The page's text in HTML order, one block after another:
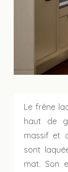
Le frêne
haut de
massif et
sont
mat. Son